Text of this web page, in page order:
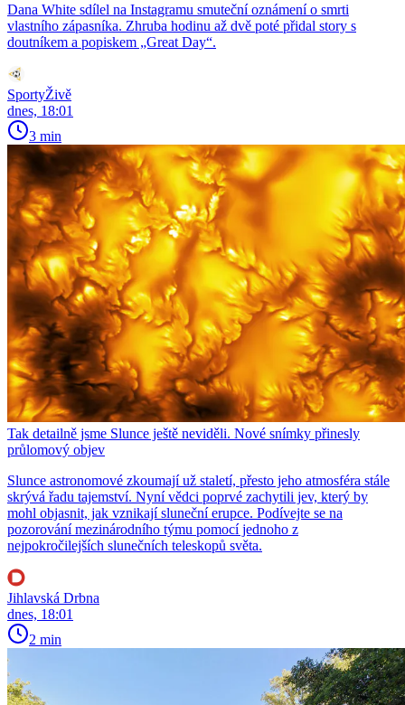
Dana White sdílel na Instagramu smuteční oznámení o smrti
vlastního zápasníka. Zhruba hodinu až dvě poté přidal story s
doutníkem a popiskem „Great Day“.
SportyŽivě
dnes, 18:01
3 min
Tak detailně jsme Slunce ještě neviděli. Nové snímky přinesly
průlomový objev
Slunce astronomové zkoumají už staletí, přesto jeho atmosféra stále
skrývá řadu tajemství. Nyní vědci poprvé zachytili jev, který by
mohl objasnit, jak vznikají sluneční erupce. Podívejte se na
pozorování mezinárodního týmu pomocí jednoho z
nejpokročilejších slunečních teleskopů světa.
Jihlavská Drbna
dnes, 18:01
2 min